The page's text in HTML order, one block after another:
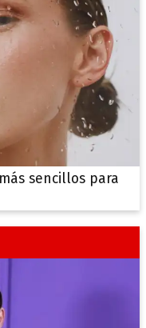
sencillos para